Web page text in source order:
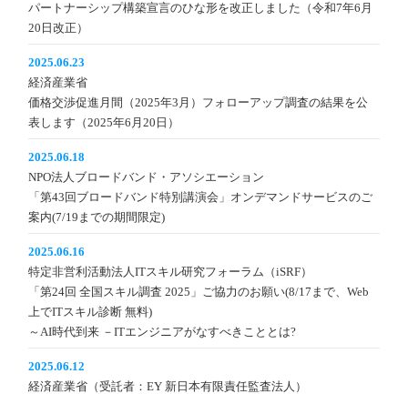
パートナーシップ構築宣言のひな形を改正しました（令和7年6月
20日改正）
2025.06.23
経済産業省
価格交渉促進月間（2025年3月）フォローアップ調査の結果を公
表します（2025年6月20日）
2025.06.18
NPO法人ブロードバンド・アソシエーション
「第43回ブロードバンド特別講演会」オンデマンドサービスのご
案内(7/19までの期間限定)
2025.06.16
特定非営利活動法人ITスキル研究フォーラム（iSRF）
「第24回 全国スキル調査 2025」ご協力のお願い(8/17まで、Web
上でITスキル診断 無料)
～AI時代到来 －ITエンジニアがなすべきこととは?
2025.06.12
経済産業省（受託者：EY 新日本有限責任監査法人）